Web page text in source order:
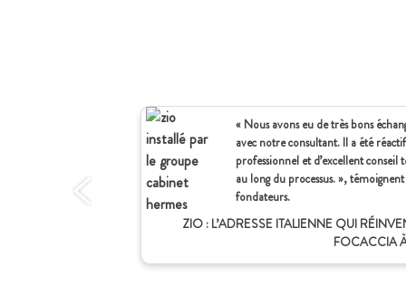
« Nous avons eu de très bons
avec notre consultant. Il a été
professionnel et d’excellent conseil
au long du processus. », témoignent
fondateurs.
ZIO : L’ADRESSE ITALIENNE QUI
FOCACCIA